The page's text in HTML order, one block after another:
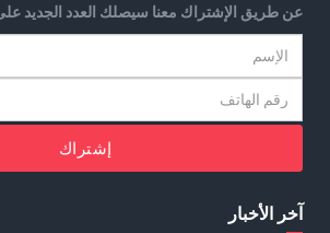
عن طريق الإشتراك معنا سيصلك العدد الجديد
إشتراك
آخر الأخبار